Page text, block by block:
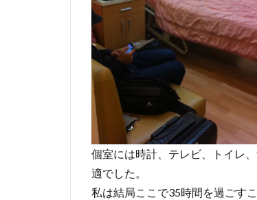
個室には時計、テレビ、トイレ
適でした。
私は結局ここで35時間を過ごす